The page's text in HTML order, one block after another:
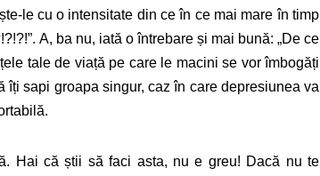
le cu o intensitate din ce în ce mai mare în timp
A, ba nu, iată o întrebare și mai bună: „De ce
tale de viață pe care le macini se vor îmbogăți
sapi groapa singur, caz în care depresiunea va
Hai că știi să faci asta, nu e greu! Dacă nu te